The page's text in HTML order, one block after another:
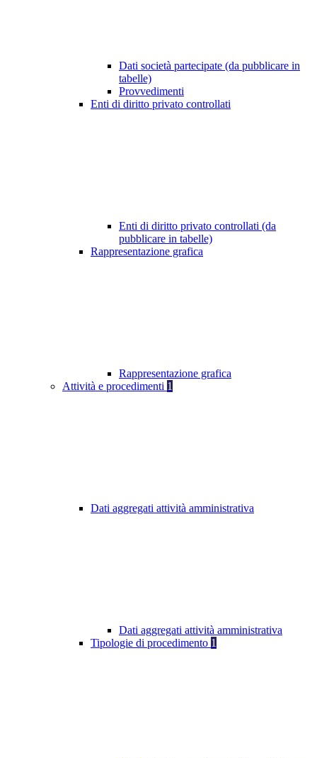
Dati società partecipate (da pubblicare in
tabelle)
Provvedimenti
Enti di diritto privato controllati
Enti di diritto privato controllati (da
pubblicare in tabelle)
Rappresentazione grafica
Rappresentazione grafica
Attività e procedimenti 1
Dati aggregati attività amministrativa
Dati aggregati attività amministrativa
Tipologie di procedimento 1